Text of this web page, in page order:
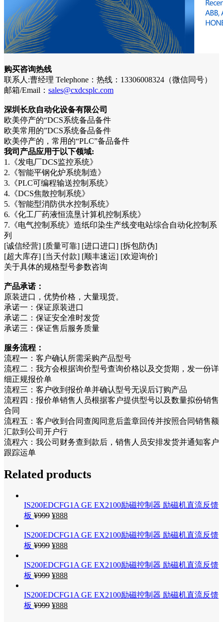
购买咨询热线
联系人:曹经理 Telephone：热线：13306008324（微信同号）
邮箱/Email： sales@cxdcsplc.com
深圳长欣自动化设备有限公司
欧美停产的“DCS系统备品备件
欧美常用的”DCS系统备品备件
欧美停产的，常用的“PLC”备品备件
我司产品应用于以下领域:
1.《发电厂DCS监控系统》
2.《智能平钢化炉系统制造》
3.《PLC可编程输送控制系统》
4.《DCS焦散控制系统》
5.《智能型消防供水控制系统》
6.《化工厂药液恒流垦计算机控制系统》
7.《电气控制系统》造纸印染生产线变电站综合自动化控制系
列
[诚信经营] [质量可靠] [进口进口] [拆包防伪]
[超大库存] [当天付款] [顺丰速运] [欢迎询价]
关于具体的规格型号参数咨询
产品承诺：
原装进口，优势价格，大量现货。
承诺一：保证原装进口
承诺二：保证安全准时发货
承诺三：保证售后服务质量
服务流程：
流程一：客户确认所需采购产品型号
流程二：我方会根据询价型号查询价格以及交货期，发一份详
细正规报价单
流程三：客户收到报价单并确认型号无误后订购产品
流程四：报价单销售人员根据客户提供型号以及数量拟份销售
合同
流程五：客户收到合同查阅同意后盖章回传并按照合同销售额
汇款到公司开户行
流程六：我公司财务查到款后，销售人员安排发货并通知客户
跟踪运单
Related products
IS200EDCFG1A GE EX2100励磁控制器 励磁机直流反馈
板 ¥999 ¥888
IS200EDCFG1A GE EX2100励磁控制器 励磁机直流反馈
板 ¥999 ¥888
IS200EDCFG1A GE EX2100励磁控制器 励磁机直流反馈
板 ¥999 ¥888
IS200EDCFG1A GE EX2100励磁控制器 励磁机直流反馈
板 ¥999 ¥888